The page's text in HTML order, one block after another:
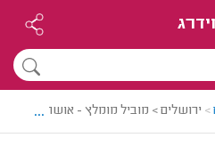
> ירושלים > מוביל מומלץ - אושרי...